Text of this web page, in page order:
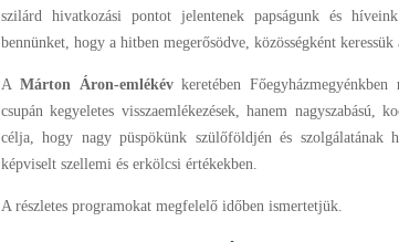
szilárd hivatkozási pontot jelentenek papságunk és
bennünket, hogy a hitben megerősödve, közösségként
A Márton Áron-emlékévkeretében Főegyházmegyénkben
csupán kegyeletes visszaemlékezések, hanem nagyszabású,
célja, hogy nagy püspökünk szülőföldjén és szolgálatának
képviselt szellemi és erkölcsi értékekben.
A részletes programokat megfelelő időben ismertetjük.